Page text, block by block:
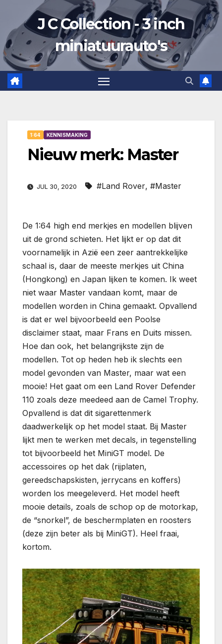
de
inhoud
J C Collection - 3 inch
miniatuurauto's
1:64 KENNISMAKING
Nieuw merk: Master
JUL 30, 2020 #Land Rover, #Master
De 1:64 high end merkjes en modellen blijven
uit de grond schieten. Het lijkt er op dat dit
voornamelijk in Azië een zeer aantrekkelijke
schaal is, daar de meeste merkjes uit China
(Hongkong) en Japan lijken te komen. Ik weet
niet waar Master vandaan komt, maar de
modellen worden in China gemaakt. Opvallend
is dat er wel bijvoorbeeld een Poolse
disclaimer staat, maar Frans en Duits missen.
Hoe dan ook, het belangrijkste zijn de
modellen. Tot op heden heb ik slechts een
model gevonden van Master, maar wat een
mooie! Het gaat om een Land Rover Defender
110 zoals deze meedeed aan de Camel Trophy.
Opvallend is dat dit sigarettenmerk
daadwerkelijk op het model staat. Bij Master
lijkt men te werken met decals, in tegenstelling
tot bijvoorbeeld het MiniGT model. De
accessoires op het dak (rijplaten,
gereedschapskisten, jerrycans en koffers)
worden los meegeleverd. Het model heeft
mooie details, zoals de schop op de motorkap,
de “snorkel”, de beschermplaten en roosters
(deze zijn beter als bij MiniGT). Heel fraai,
kortom.